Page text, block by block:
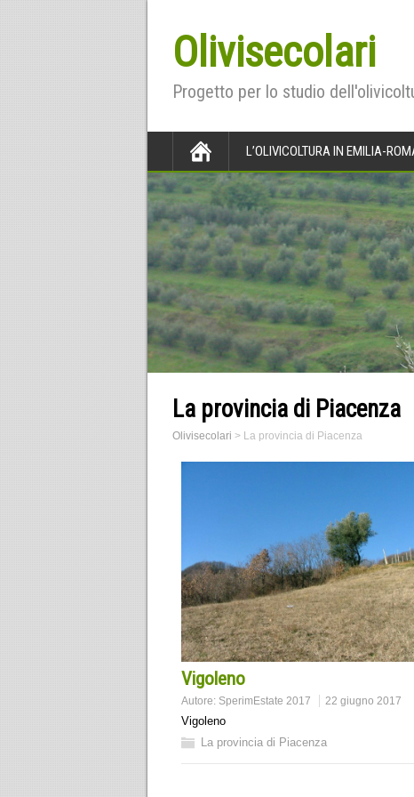
Olivisecolari
Progetto per lo studio
L’OLIVICOLTURA IN EMILIA-
La provincia di Piacenza
Olivisecolari > La provincia di Piacenza
Vigoleno
Autore: SperimEstate 2017 22 giugno 2017
Vigoleno
La provincia di Piacenza